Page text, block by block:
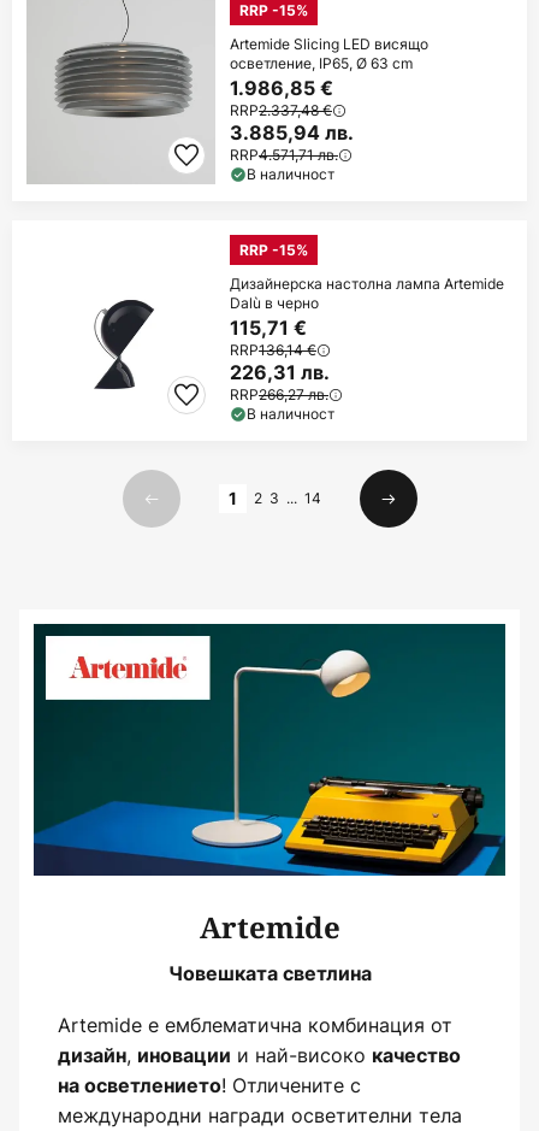
RRP -15%
Artemide Slicing LED висящо
осветление, IP65, Ø 63 cm
1.986,85 €
RRP2.337,48 €
3.885,94 лв.
RRP4.571,71 лв.
В наличност
RRP -15%
Дизайнерска настолна лампа Artemide
Dalù в черно
115,71 €
RRP136,14 €
226,31 лв.
RRP266,27 лв.
В наличност
Предишна
1 2 3 ... 14
Следваща
Artemide
Човешката светлина
Artemide е емблематична комбинация от
дизайн, иновации и най-високо качество
на осветлението! Отличените с
международни награди осветителни тела